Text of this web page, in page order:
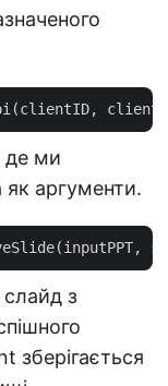
де ми
як аргументи.
з
зберігається